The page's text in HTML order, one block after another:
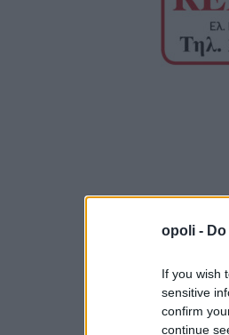
opoli -
If you wish
sensitive
confirm
continue
Εκ της